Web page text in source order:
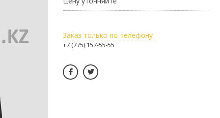
Заказ только по телефону
+7 (775) 157-55-55